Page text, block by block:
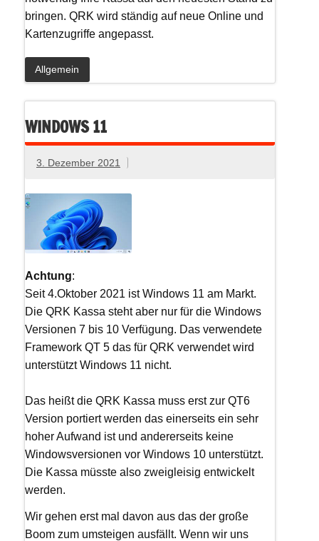
bringen. QRK wird ständig auf neue Online und
Kartenzugriffe angepasst.
Allgemein
WINDOWS 11
3. Dezember 2021
Achtung:
Seit 4.Oktober 2021 ist Windows 11 am Markt.
Die QRK Kassa steht aber nur für die Windows
Versionen 7 bis 10 Verfügung. Das verwendete
Framework QT 5 das für QRK verwendet wird
unterstützt Windows 11 nicht.
Das heißt die QRK Kassa muss erst zur QT6
Version portiert werden das einerseits ein sehr
hoher Aufwand ist und andererseits keine
Windowsversionen vor Windows 10 unterstützt.
Die Kassa müsste also zweigleisig entwickelt
werden.
Wir gehen erst mal davon aus das der große
Boom zum umsteigen ausfällt. Wenn wir uns